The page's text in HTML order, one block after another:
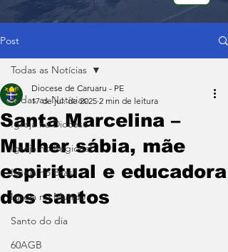
Post
Todas as Notícias
Igreja na Diocese
Igreja no Regional
Igreja no Brasil
Igreja no Mundo
Santo do dia
60AGB
Todas as Notícias
Santa Marcelina –
Mulher sábia, mãe
espiritual e educadora
dos santos
Diocese de Caruaru - PE
17 de jul. de 2025 2 min de leitura